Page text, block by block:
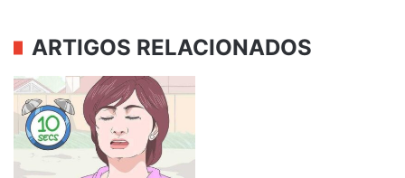
ARTIGOS RELACIONADOS